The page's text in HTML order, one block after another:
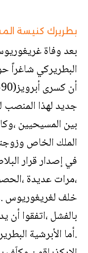
بطريرك كنيسة
بعد وفاة
البطريركي شاغراً
جديد لهذا المنصب
بين المسيحيين
الملك الخاص
في إصدار قرار
،مرات عديدة
خلف لغريغوريوس
بالفشل ،اتفقوا
.أما الأبرشية